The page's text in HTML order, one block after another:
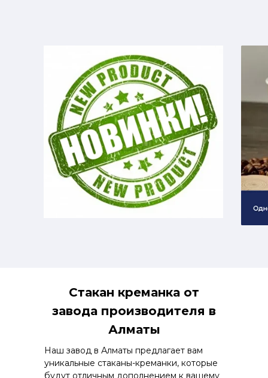
Наш завод в Алматы предлагает вам
уникальные стаканы-креманки, которые
будут отличным дополнением к вашему
Стакан креманка от
завода производителя в
Алматы